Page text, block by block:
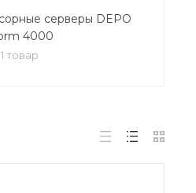
серверы DEPO
4000
1 товар